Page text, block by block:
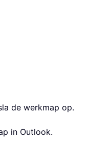
de werkmap op.
in Outlook.